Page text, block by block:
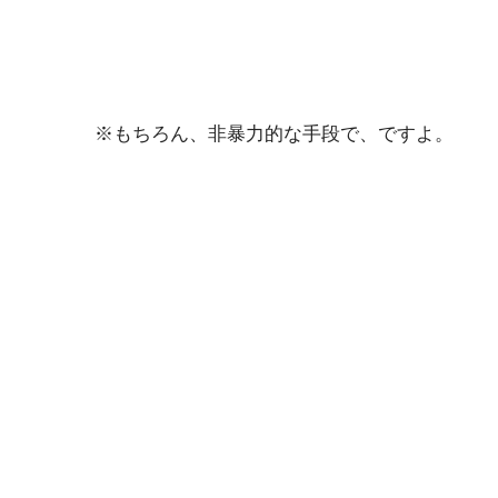
※もちろん、非暴力的な手段で、ですよ。